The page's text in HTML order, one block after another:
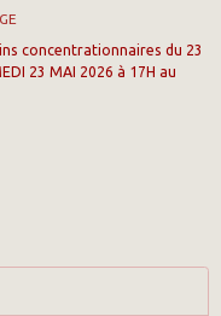
concentrationnaires du 23
23 MAI 2026 à 17H au